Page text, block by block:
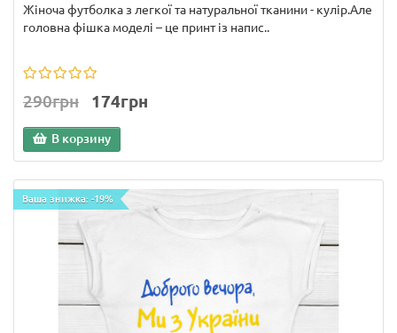
Жіноча футболка з легкої та натуральної тканини - кулір.Але
головна фішка моделі – це принт із напис..
290грн 174грн
В корзину
Ваша знижка: -19%